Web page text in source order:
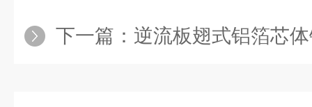
下一篇： 逆流板翅式铝箔芯